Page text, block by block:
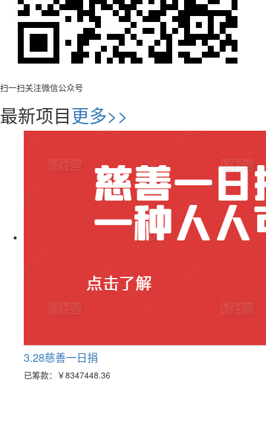
扫一扫关注微信公众号
最新项目更多>>
3.28慈善一日捐
已筹款： ￥8347448.36